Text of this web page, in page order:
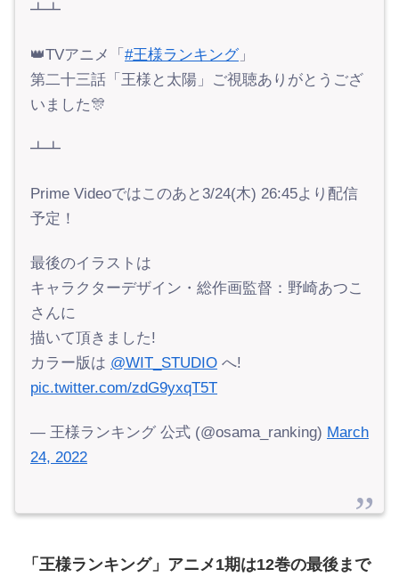
┻┻
👑TVアニメ「 #王様ランキング」
第二十三話「王様と太陽」ご視聴ありがとうござ
いました🎊
┻┻
Prime Videoではこのあと3/24(木) 26:45より配信
予定！
最後のイラストは
キャラクターデザイン・総作画監督：野崎あつこ
さんに
描いて頂きました!
カラー版は @WIT_STUDIO へ!
pic.twitter.com/zdG9yxqT5T
— 王様ランキング 公式 (@osama_ranking) March
24, 2022
「王様ランキング」アニメ1期は12巻の最後まで